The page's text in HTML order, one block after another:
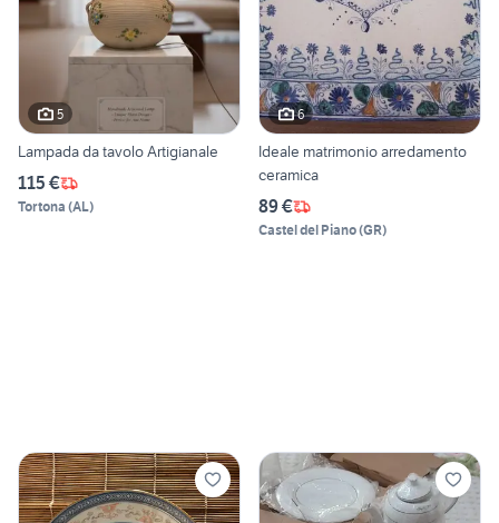
5
Lampada da tavolo Artigianale
115 €
Tortona (AL)
6
Ideale matrimonio arredamento
ceramica
89 €
Castel del Piano(GR)